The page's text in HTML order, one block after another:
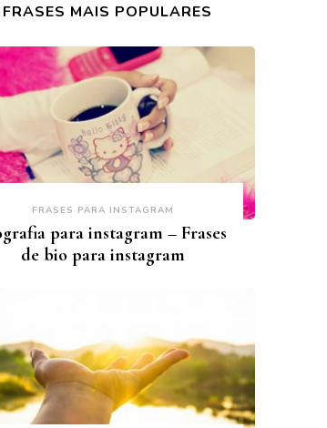
MAIS POPULARES
FRASES PARA INSTAGRAM
para instagram – Frases
de bio para instagram